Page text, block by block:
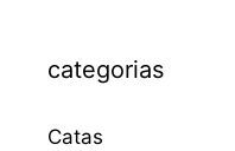
categorias
Catas